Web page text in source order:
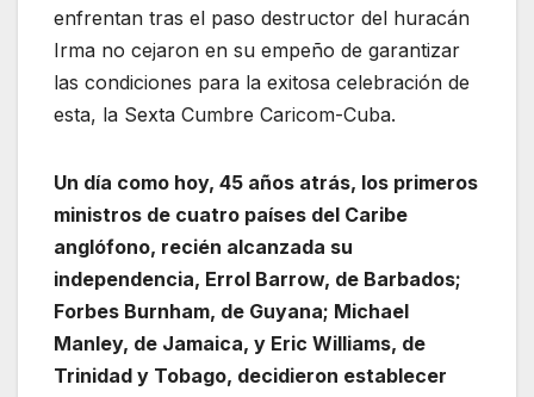
enfrentan tras el paso destructor del huracán
Irma no cejaron en su empeño de garantizar
las condiciones para la exitosa celebración de
esta, la Sexta Cumbre Caricom-Cuba.
Un día como hoy, 45 años atrás, los primeros
ministros de cuatro países del Caribe
anglófono, recién alcanzada su
independencia, Errol Barrow, de Barbados;
Forbes Burnham, de Guyana; Michael
Manley, de Jamaica, y Eric Williams, de
Trinidad y Tobago, decidieron establecer